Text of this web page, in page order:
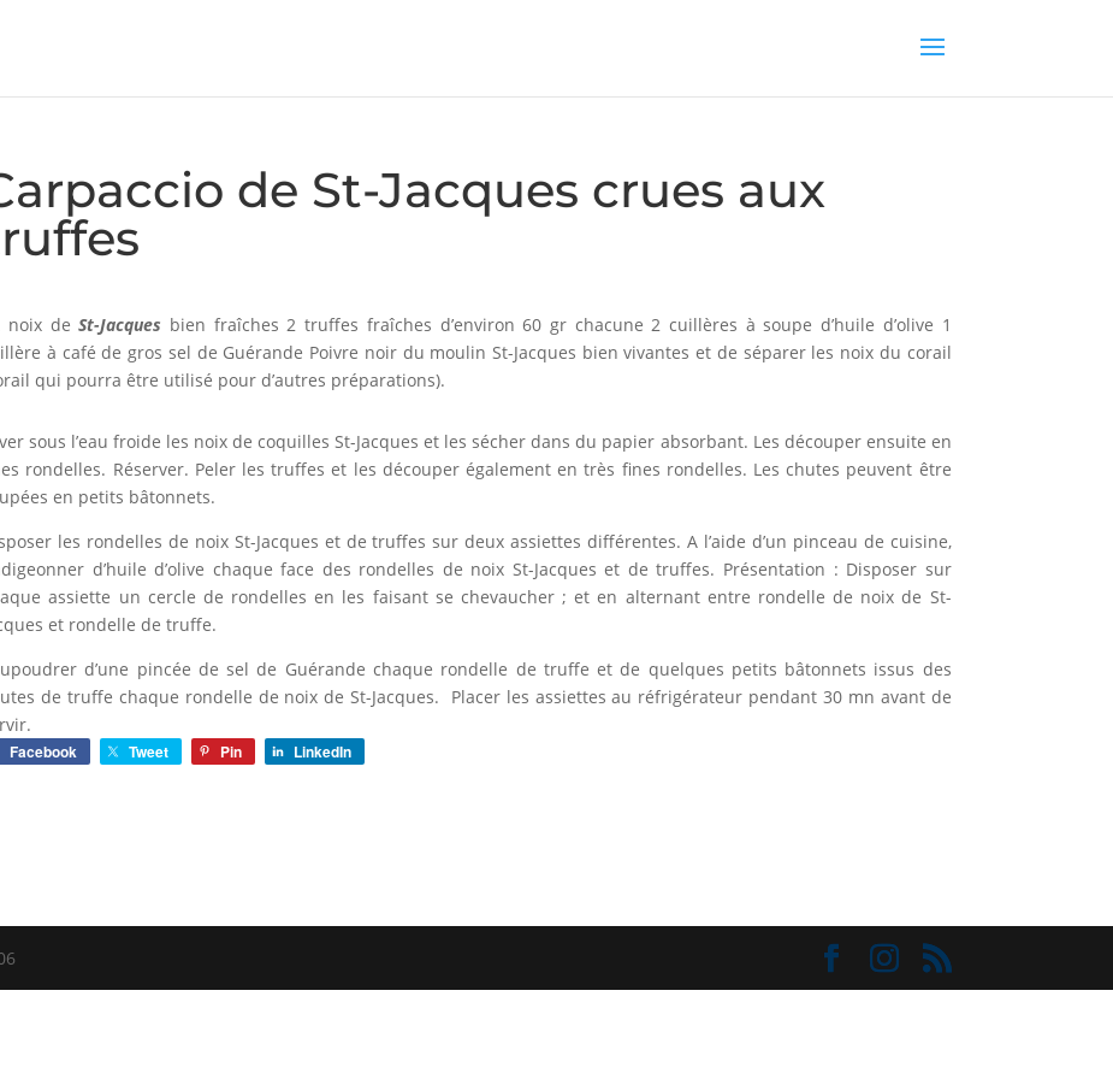
de St-Jacques crues aux
noix deSt-Jacques bien fraîches 2 truffes fraîches d’environ 60 gr chacune 2 cuillères à soupe d’huile d’olive 1
à café de gros sel de Guérande Poivre noir du moulin St-Jacques bien vivantes et de séparer les noix du corail
qui pourra être utilisé pour d’autres préparations).
sous l’eau froide les noix de coquilles St-Jacques et les sécher dans du papier absorbant. Les découper ensuite en
rondelles. Réserver. Peler les truffes et les découper également en très fines rondelles. Les chutes peuvent être
en petits bâtonnets.
les rondelles de noix St-Jacques et de truffes sur deux assiettes différentes. A l’aide d’un pinceau de cuisine,
d’huile d’olive chaque face des rondelles de noix St-Jacques et de truffes. Présentation : Disposer sur
assiette un cercle de rondelles en les faisant se chevaucher ; et en alternant entre rondelle de noix de St-
et rondelle de truffe.
d’une pincée de sel de Guérande chaque rondelle de truffe et de quelques petits bâtonnets issus des
de truffe chaque rondelle de noix de St-Jacques. Placer les assiettes au réfrigérateur pendant 30 mn avant de
Facebook Tweet Pin LinkedIn